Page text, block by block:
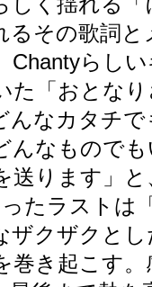
るその歌詞
Chantyらし
た「おとな
んなカタチ
んなもので
送ります」
たラストは
ザクザクと
巻き起こす